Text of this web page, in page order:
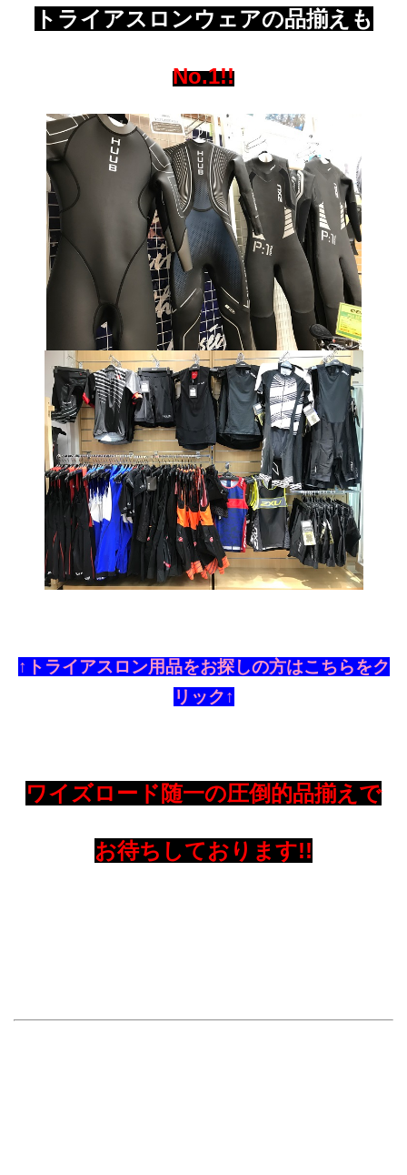
トライアスロンウェアの品揃えも
No.1!!
↑トライアスロン用品をお探しの方はこちらをク
リック↑
ワイズロード随一の圧倒的品揃えで
お待ちしております!!